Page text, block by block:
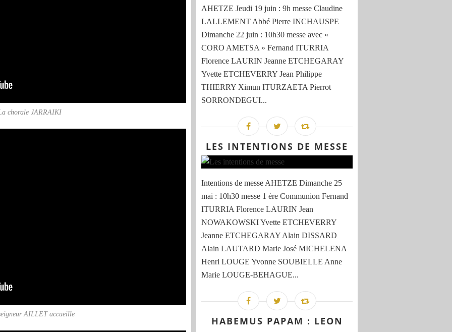
chorale JARRAIKI
AILLET accueille
AHETZE Jeudi 19 juin : 9h messe Claudine
LALLEMENT Abbé Pierre INCHAUSPE
Dimanche 22 juin : 10h30 messe avec «
CORO AMETSA » Fernand ITURRIA
Florence LAURIN Jeanne ETCHEGARAY
Yvette ETCHEVERRY Jean Philippe
THIERRY Ximun ITURZAETA Pierrot
SORRONDEGUI...
LES INTENTIONS DE MESSE
Intentions de messe AHETZE Dimanche 25
mai : 10h30 messe 1 ère Communion Fernand
ITURRIA Florence LAURIN Jean
NOWAKOWSKI Yvette ETCHEVERRY
Jeanne ETCHEGARAY Alain DISSARD
Alain LAUTARD Marie José MICHELENA
Henri LOUGE Yvonne SOUBIELLE Anne
Marie LOUGE-BEHAGUE...
HABEMUS PAPAM : LEON